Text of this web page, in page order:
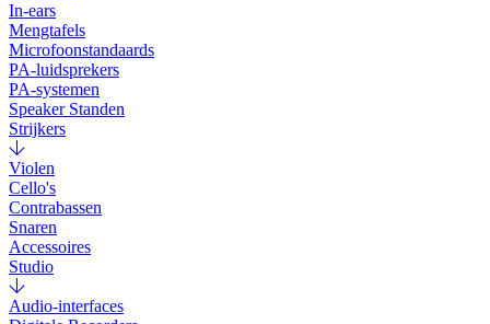
In-ears
Mengtafels
Microfoonstandaards
PA-luidsprekers
PA-systemen
Speaker Standen
Strijkers
Violen
Cello's
Contrabassen
Snaren
Accessoires
Studio
Audio-interfaces